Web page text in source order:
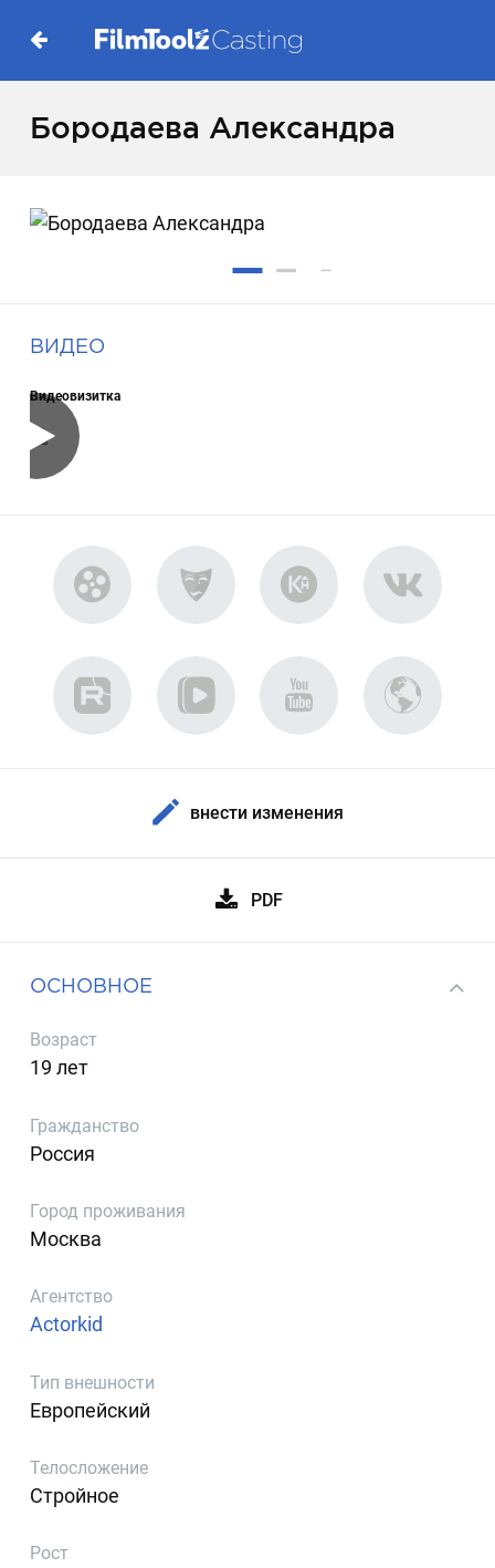
Бородаева Александра
ВИДЕО
Видеовизитка
внести изменения
PDF
ОСНОВНОЕ
Возраст
19 лет
Гражданство
Россия
Город проживания
Москва
Агентство
Actorkid
Тип внешности
Европейский
Телосложение
Стройное
Рост